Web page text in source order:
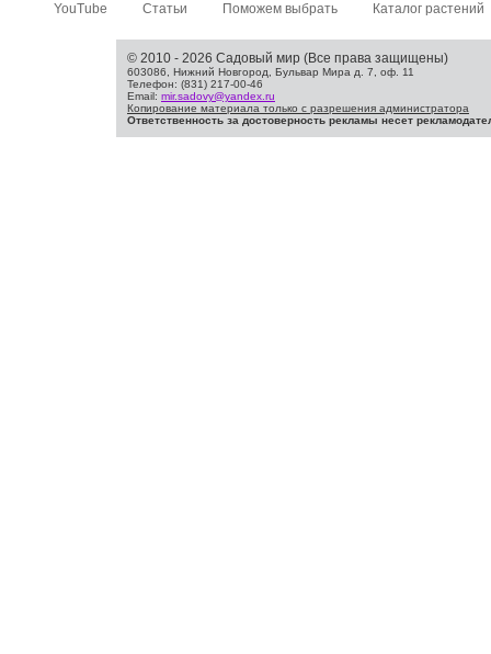
YouTube Статьи Поможем выбрать Каталог растений
© 2010 - 2026 Садовый мир (Все права защищены)
603086, Нижний Новгород, Бульвар Мира д. 7, оф. 11
Телефон: (831) 217-00-46
Email: mir.sadovy@yandex.ru
Копирование материала только с разрешения администратора
Ответственность за достоверность рекламы несет